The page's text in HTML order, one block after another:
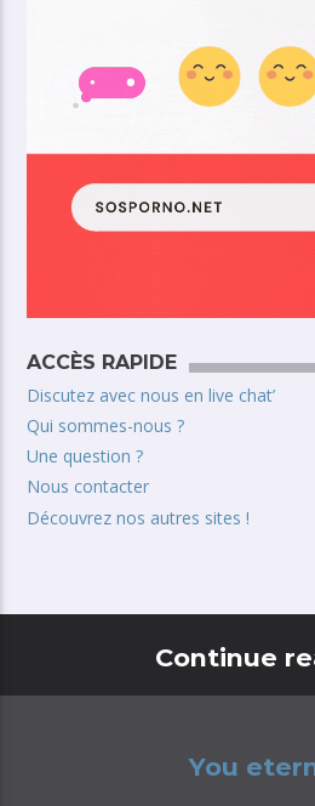
ACCÈS RAPIDE
Discutez avec nous en live chat’
Qui sommes-nous ?
Une question ?
Nous contacter
Découvrez nos autres sites !
Continue
You